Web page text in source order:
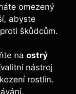
omezený
abyste
škůdcům.
na ostrý⁢
nástroj
rostlin.